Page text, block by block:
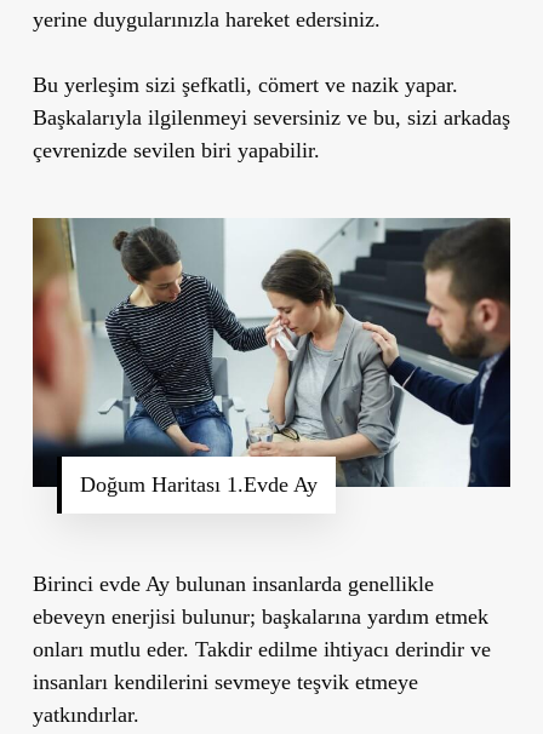
yerine duygularınızla hareket edersiniz.
Bu yerleşim sizi şefkatli, cömert ve nazikyapar.
Başkalarıyla ilgilenmeyi seversiniz ve bu, sizi arkadaş
çevrenizde sevilen biri yapabilir.
Doğum Haritası 1.Evde Ay
Birinci evde Ay bulunan insanlarda genellikle
ebeveyn enerjisi bulunur; başkalarına yardım etmek
onları mutlu eder. Takdir edilme ihtiyacı derindir ve
insanları kendilerini sevmeye teşvik etmeye
yatkındırlar.